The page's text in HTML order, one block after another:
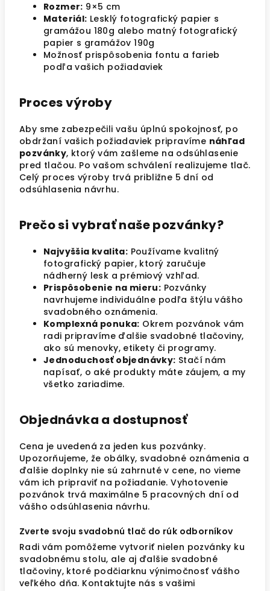
Rozmer: 9×5 cm
Materiál: Lesklý fotografický papier s
gramážou 180g alebo matný fotografický
papier s gramážov 190g
Možnosť prispôsobenia fontu a farieb
podľa vašich požiadaviek
Proces výroby
Aby sme zabezpečili vašu úplnú spokojnosť, po
obdržaní vašich požiadaviek pripravíme náhľad
pozvánky, ktorý vám zašleme na odsúhlasenie
pred tlačou. Po vašom schválení realizujeme tlač.
Celý proces výroby trvá približne 5 dní od
odsúhlasenia návrhu.
Prečo si vybrať naše pozvánky?
Najvyššia kvalita: Používame kvalitný
fotografický papier, ktorý zaručuje
nádherný lesk a prémiový vzhľad.
Prispôsobenie na mieru: Pozvánky
navrhujeme individuálne podľa štýlu vášho
svadobného oznámenia.
Komplexná ponuka: Okrem pozvánok vám
radi pripravíme ďalšie svadobné tlačoviny,
ako sú menovky, etikety či programy.
Jednoduchosť objednávky: Stačí nám
napísať, o aké produkty máte záujem, a my
všetko zariadime.
Objednávka a dostupnosť
Cena je uvedená za jeden kus pozvánky.
Upozorňujeme, že obálky, svadobné oznámenia a
ďalšie doplnky nie sú zahrnuté v cene, no vieme
vám ich pripraviť na požiadanie. Vyhotovenie
pozvánok trvá maximálne 5 pracovných dní od
vášho odsúhlasenia návrhu.
Zverte svoju svadobnú tlač do rúk odborníkov
Radi vám pomôžeme vytvoriť nielen pozvánky ku
svadobnému stolu, ale aj ďalšie svadobné
tlačoviny, ktoré podčiarknu výnimočnosť vášho
veľkého dňa. Kontaktujte nás s vašimi